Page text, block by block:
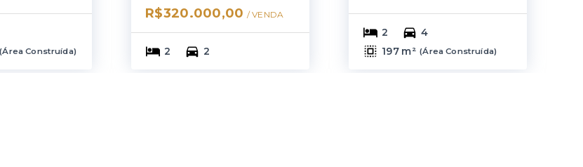
(Área Construída)
R$320.000,00 / VENDA
2 2
2
4
197 m² (Área Construída)